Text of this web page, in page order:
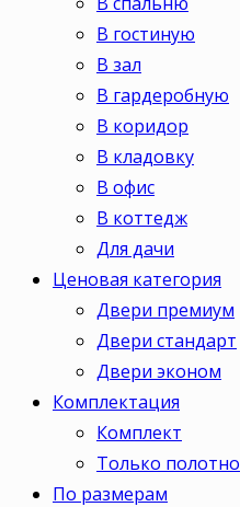
В гостиную
В зал
В гардеробную
В коридор
В кладовку
В офис
В коттедж
Для дачи
Ценовая категория
Двери премиум
Двери стандарт
Двери эконом
Комплектация
Комплект
Только полотно
По размерам